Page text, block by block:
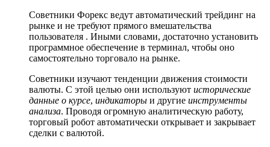
Советники Форекс ведут автоматический трейдинг на
рынке и не требуют прямого вмешательства
пользователя . Иными словами, достаточно установить
программное обеспечение в терминал, чтобы оно
самостоятельно торговало на рынке.
Советники изучают тенденции движения стоимости
валюты. С этой целью они используют исторические
данные о курсе, индикаторы и другие инструменты
анализа. Проводя огромную аналитическую работу,
торговый робот автоматически открывает и закрывает
сделки с валютой.